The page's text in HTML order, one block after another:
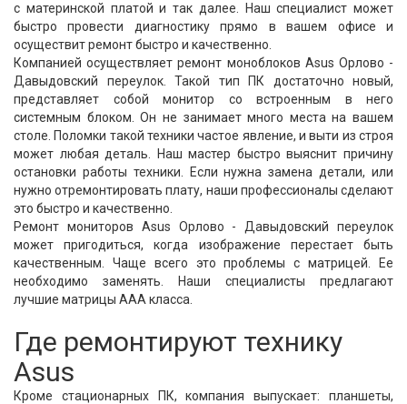
с материнской платой и так далее. Наш специалист может
быстро провести диагностику прямо в вашем офисе и
осуществит ремонт быстро и качественно.
Компанией осуществляет ремонт моноблоков Asus Орлово -
Давыдовский переулок. Такой тип ПК достаточно новый,
представляет собой монитор со встроенным в него
системным блоком. Он не занимает много места на вашем
столе. Поломки такой техники частое явление, и выти из строя
может любая деталь. Наш мастер быстро выяснит причину
остановки работы техники. Если нужна замена детали, или
нужно отремонтировать плату, наши профессионалы сделают
это быстро и качественно.
Ремонт мониторов Asus Орлово - Давыдовский переулок
может пригодиться, когда изображение перестает быть
качественным. Чаще всего это проблемы с матрицей. Ее
необходимо заменять. Наши специалисты предлагают
лучшие матрицы ААА класса.
Где ремонтируют технику
Asus
Кроме стационарных ПК, компания выпускает: планшеты,